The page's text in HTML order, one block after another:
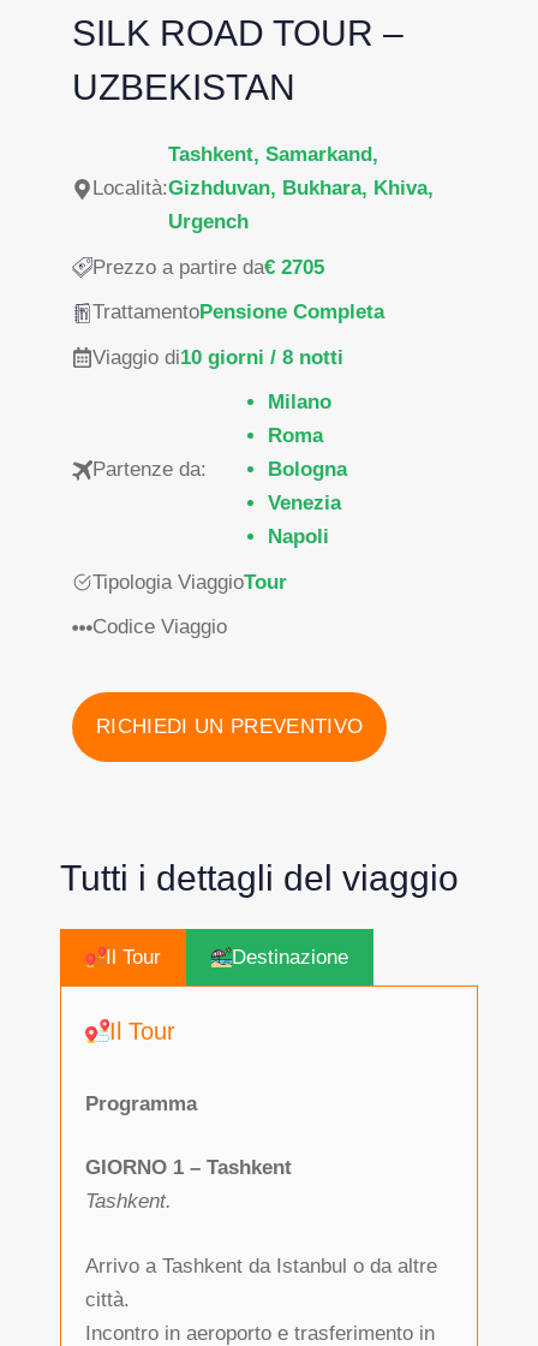
SILK ROAD TOUR –
UZBEKISTAN
Località:
Tashkent, Samarkand,
Gizhduvan, Bukhara, Khiva,
Urgench
Prezzo a partire da€ 2705
TrattamentoPensione Completa
Viaggio di10 giorni / 8 notti
Partenze da:
Milano
Roma
Bologna
Venezia
Napoli
Tipologia ViaggioTour
Codice Viaggio
RICHIEDI UN PREVENTIVO
Tutti i dettagli del viaggio
Il Tour Destinazione
Il Tour
Programma
GIORNO 1 – Tashkent
Tashkent.
Arrivo a Tashkent da Istanbul o da altre
città.
Incontro in aeroporto e trasferimento in